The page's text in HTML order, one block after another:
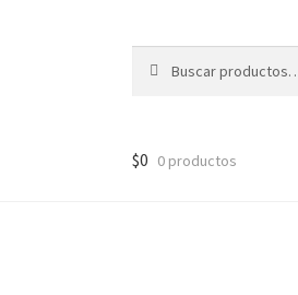
por:
$0 0 productos